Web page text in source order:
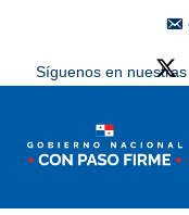
Síguenos en